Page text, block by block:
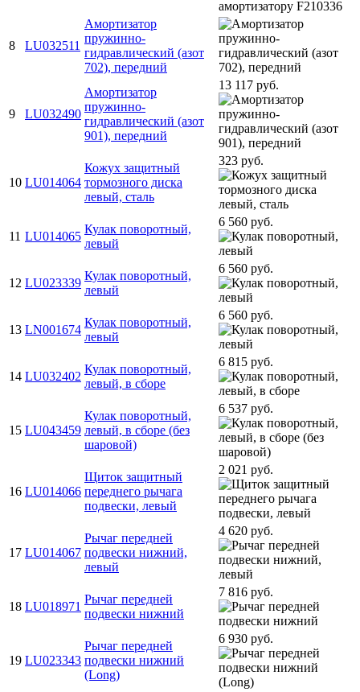
8 LU032511
Амортизатор
пружинно-
гидравлический (азот
702), передний
9 LU032490
Амортизатор
пружинно-
гидравлический (азот
901), передний
13 117 руб.
10 LU014064
Кожух защитный
тормозного диска
левый, сталь
323 руб.
11 LU014065
Кулак поворотный,
левый
6 560 руб.
12 LU023339
Кулак поворотный,
левый
6 560 руб.
13 LN001674
Кулак поворотный,
левый
6 560 руб.
14 LU032402
Кулак поворотный,
левый, в сборе
6 815 руб.
15 LU043459
Кулак поворотный,
левый, в сборе (без
шаровой)
6 537 руб.
16 LU014066
Щиток защитный
переднего рычага
подвески, левый
2 021 руб.
17 LU014067
Рычаг передней
подвески нижний,
левый
4 620 руб.
18 LU018971
Рычаг передней
подвески нижний
7 816 руб.
19 LU023343
Рычаг передней
подвески нижний
(Long)
6 930 руб.